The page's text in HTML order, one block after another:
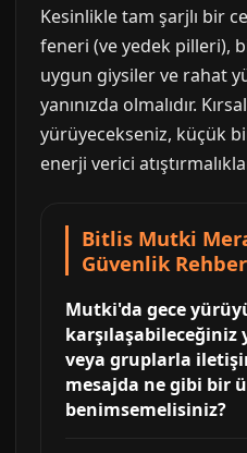
Kesinlikle tam şarjlı bir
feneri (ve yedek pilleri),
uygun giysiler ve rahat
yanınızda olmalıdır.
yürüyecekseniz, küçük
enerji verici
Bitlis Mutki
Güvenlik
Mutki'da gece
karşılaşabileceğiniz
veya gruplarla
mesajda ne gibi bir
benimsemelisiniz?